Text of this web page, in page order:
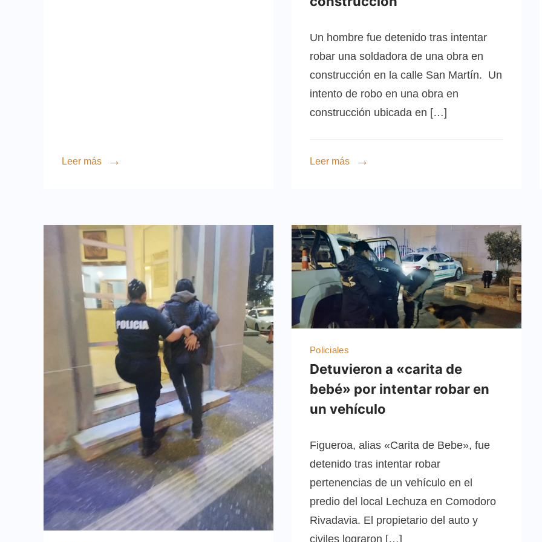
Leer más
Un hombre fue detenido tras intentar
robar una soldadora de una obra en
construcción en la calle San Martín. Un
intento de robo en una obra en
construcción ubicada en […]
Leer más
Policiales
Detuvieron a «carita de
bebé» por intentar robar en
un vehículo
Figueroa, alias «Carita de Bebe», fue
detenido tras intentar robar
pertenencias de un vehículo en el
predio del local Lechuza en Comodoro
Rivadavia. El propietario del auto y
civiles lograron […]